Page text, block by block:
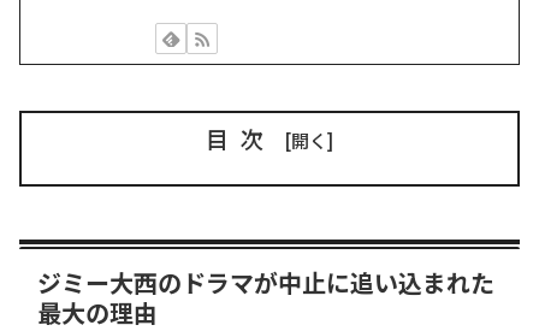
目次
ジミー大西のドラマが中止に追い込まれた
最大の理由